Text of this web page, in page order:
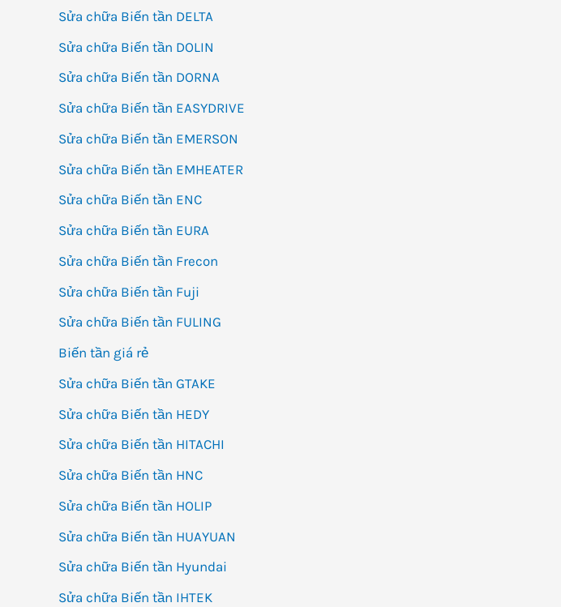
Sửa chữa Biến tần DELTA
Sửa chữa Biến tần DOLIN
Sửa chữa Biến tần DORNA
Sửa chữa Biến tần EASYDRIVE
Sửa chữa Biến tần EMERSON
Sửa chữa Biến tần EMHEATER
Sửa chữa Biến tần ENC
Sửa chữa Biến tần EURA
Sửa chữa Biến tần Frecon
Sửa chữa Biến tần Fuji
Sửa chữa Biến tần FULING
Biến tần giá rẻ
Sửa chữa Biến tần GTAKE
Sửa chữa Biến tần HEDY
Sửa chữa Biến tần HITACHI
Sửa chữa Biến tần HNC
Sửa chữa Biến tần HOLIP
Sửa chữa Biến tần HUAYUAN
Sửa chữa Biến tần Hyundai
Sửa chữa Biến tần IHTEK